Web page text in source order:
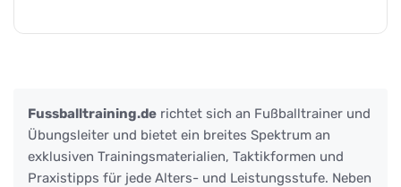
Fussballtraining.de richtet sich an Fußballtrainer und
Übungsleiter und bietet ein breites Spektrum an
exklusiven Trainingsmaterialien, Taktikformen und
Praxistipps für jede Alters- und Leistungsstufe. Neben